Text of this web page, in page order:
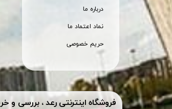
فروشگاه اینترنتی رعد ، بررسی و
درباره ما
نماد اعتماد ما
حریم خصوصی